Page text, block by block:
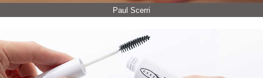
Paul Scerri